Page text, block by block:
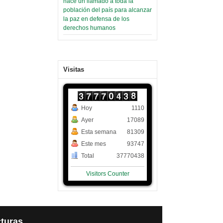
población del país para alcanzar
la paz en defensa de los
derechos humanos
Visitas
Hoy
Ayer
Esta semana
Este mes
Total
1110
17089
81309
93747
37770438
Visitors Counter